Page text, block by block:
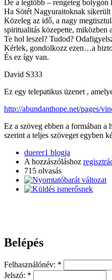
De a legtöbb – rengeteg bolygón
Ha Sötét Nagyuraitoknak
Közeleg az idő, a nagy
spiritualitás közepette,
Te hol leszel? Tudod?
Kérlek, gondolkozz ezen…a
És ez így van.
David S333
Ez egy telepatikus üzenet ,
http://abundanthope.net/pages/
Ez a szöveg ebben a formában
szerint a teljes szöveget egyben
duerer1 blogja
A hozzászóláshoz
715 olvasás
Belépés
Felhasználónév: *
Jelszó: *